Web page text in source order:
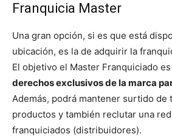
Franquicia Master
Una gran opción, si es que está
ubicación, es la de adquirir la
El objetivo el Master Franquiciado
derechos exclusivos de la marca
Además, podrá mantener surtido de
productos y también reclutar una
franquiciados (distribuidores).